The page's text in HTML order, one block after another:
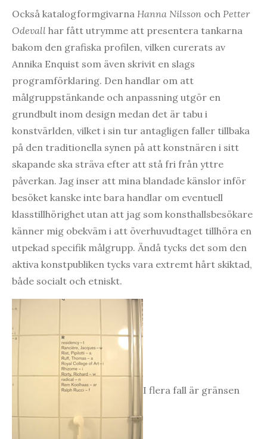
Också katalogformgivarna Hanna Nilsson och Petter
Odevall har fått utrymme att presentera tankarna
bakom den grafiska profilen, vilken curerats av
Annika Enquist som även skrivit en slags
programförklaring. Den handlar om att
målgruppstänkande och anpassning utgör en
grundbult inom design medan det är tabu i
konstvärlden, vilket i sin tur antagligen faller tillbaka
på den traditionella synen på att konstnären i sitt
skapande ska sträva efter att stå fri från yttre
påverkan. Jag inser att mina blandade känslor inför
besöket kanske inte bara handlar om eventuell
klasstillhörighet utan att jag som konsthallsbesökare
känner mig obekväm i att överhuvudtaget tillhöra en
utpekad specifik målgrupp. Ändå tycks det som den
aktiva konstpubliken tycks vara extremt hårt skiktad,
både socialt och etniskt.
I flera fall är gränsen